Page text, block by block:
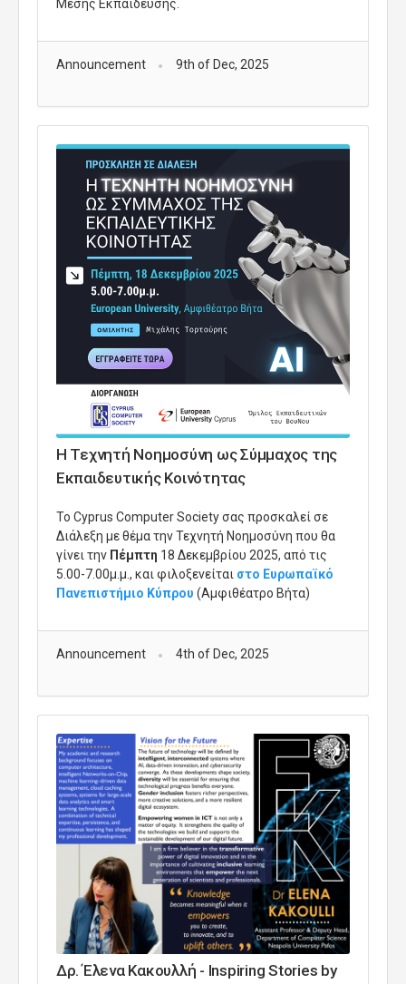
Μέσης Εκπαίδευσης.
Announcement 9th of Dec, 2025
Η Τεχνητή Νοημοσύνη ως Σύμμαχος της
Εκπαιδευτικής Κοινότητας
Το Cyprus ComputerSocietyσας προσκαλεί σε
Διάλεξη με θέμα την Τεχνητή Νοημοσύνη που θα
γίνει την Πέμπτη 18 Δεκεμβρίου 2025, από τις
5.00-7.00μ.μ., και φιλοξενείται στο Ευρωπαϊκό
Πανεπιστήμιο Κύπρου (Αμφιθέατρο Βήτα)
Announcement 4th of Dec, 2025
Δρ. Έλενα Κακουλλή - Inspiring Stories by